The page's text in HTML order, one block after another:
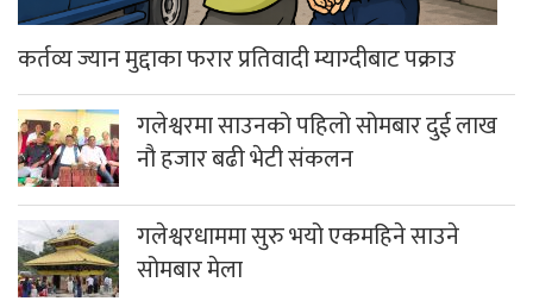
कर्तव्य ज्यान मुद्दाका फरार प्रतिवादी म्याग्दीबाट पक्राउ
गलेश्वरमा साउनको पहिलो सोमबार दुई लाख
नौ हजार बढी भेटी संकलन
गलेश्वरधाममा सुरु भयो एकमहिने साउने
सोमबार मेला